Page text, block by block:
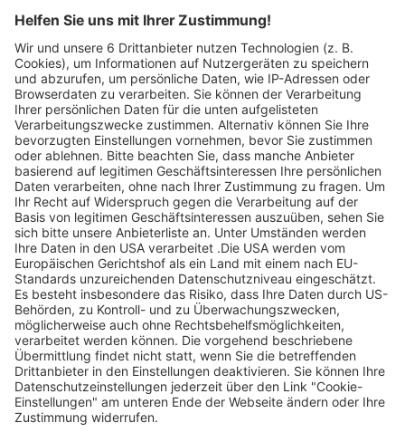
Legen Sie zum
Mitbieten eine
Höchstgrenze für
Ihr Gebot fest. Ein
automatischer
Bietagent bietet
für Sie bis zum
Höchstgebot.
Sind Sie am Ende
der
Höchstbietende,
werden Sie per E-
Mail informiert
und erhalten nach
Zahlungseingang
ein Zertifikat zum
Einlösen des
Angebots.